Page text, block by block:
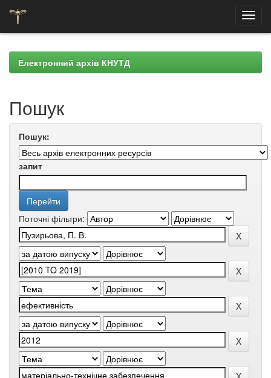
navigationЕлектронний архів КНУТД
Пошук
Пошук:
запит
Поточні фільтри: